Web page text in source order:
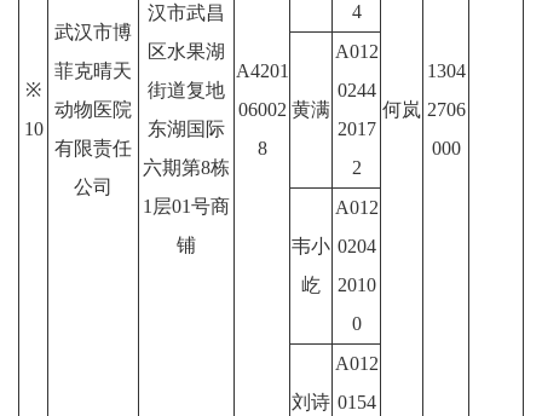
※
10
武汉市博
菲克晴天
动物医院
有限责任
公司
汉市武昌
区水果湖
街道复地
东湖国际
六期第8栋
1层01号商
铺
A4201
06002
8
何岚
1304
2706
000
4
黄满
A012
0244
2017
2
韦小
屹
A012
0204
2010
0
刘诗
A012
0154